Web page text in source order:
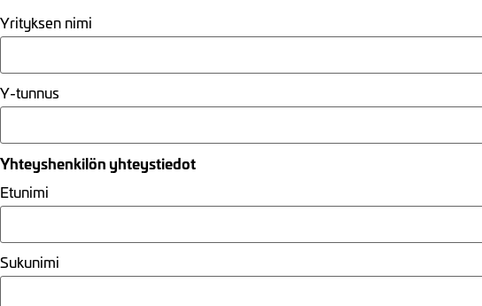
Yrityksen nimi
Y-tunnus
Yhteyshenkilön yhteystiedot
Etunimi
Sukunimi